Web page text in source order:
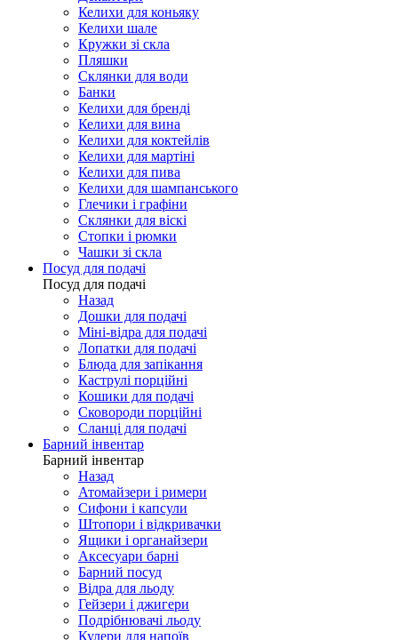
Келихи для коньяку
Келихи шале
Кружки зі скла
Пляшки
Склянки для води
Банки
Келихи для бренді
Келихи для вина
Келихи для коктейлів
Келихи для мартіні
Келихи для пива
Келихи для шампанського
Глечики і графіни
Склянки для віскі
Стопки і рюмки
Чашки зі скла
Посуд для подачі
Посуд для подачі
Назад
Дошки для подачі
Міні-відра для подачі
Лопатки для подачі
Блюда для запікання
Каструлі порційні
Кошики для подачі
Сковороди порційні
Сланці для подачі
Барний інвентар
Барний інвентар
Назад
Атомайзери і римери
Сифони і капсули
Штопори і відкривачки
Ящики і органайзери
Аксесуари барні
Барний посуд
Відра для льоду
Гейзери і джигери
Подрібнювачі льоду
Кулери для напоїв